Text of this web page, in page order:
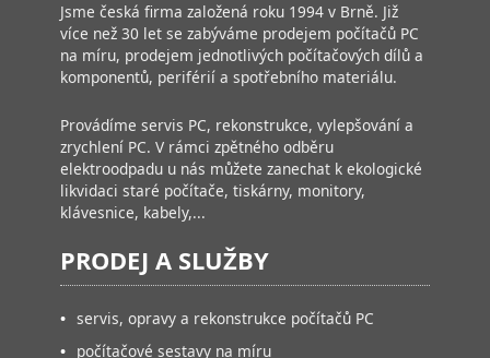
Jsme česká firma založená roku 1994 v Brně. Již
více než 30 let se zabýváme prodejem počítačů PC
na míru, prodejem jednotlivých počítačových dílů a
komponentů, periférií a spotřebního materiálu.
Provádíme servis PC, rekonstrukce, vylepšování a
zrychlení PC. V rámci zpětného odběru
elektroodpadu u nás můžete zanechat k ekologické
likvidaci staré počítače, tiskárny, monitory,
klávesnice, kabely,...
PRODEJ A SLUŽBY
• servis, opravy a rekonstrukce počítačů PC
• počítačové sestavy na míru